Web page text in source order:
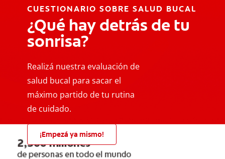
CUESTIONARIO SOBRE SALUD BUCAL
¿Qué hay detrás de tu
sonrisa?
Realizá nuestra evaluación de
salud bucal para sacar el
máximo partido de tu rutina
de cuidado.
¡Empezá ya mismo!